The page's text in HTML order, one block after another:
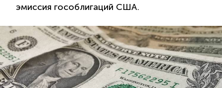
эмиссия гособлигаций США.